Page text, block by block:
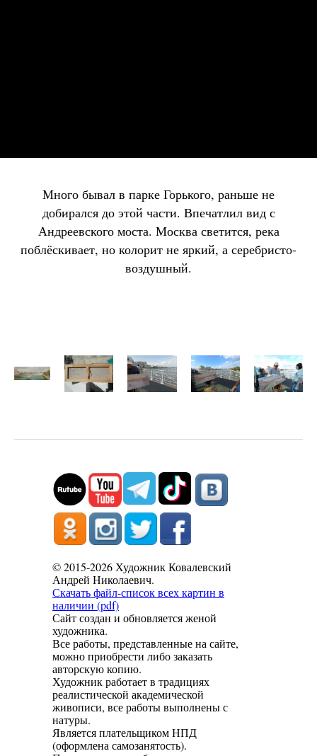
Много бывал в парке Горького, раньше не
добирался до этой части. Впечатлил вид с
Андреевского моста. Москва светится, река
поблёскивает, но колорит не яркий, а серебристо-
воздушный.
© 2015-2026 Художник Ковалевский
Андрей Николаевич.
Скачать файл-список всех картин в
наличии (pdf)
Сайт создан и обновляется женой
художника.
Все работы, представленные на сайте,
можно приобрести либо заказать
авторскую копию.
Художник работает в традициях
реалистической академической
живописи, все работы выполнены с
натуры.
Является плательщиком НПД
(оформлена самозанятость).